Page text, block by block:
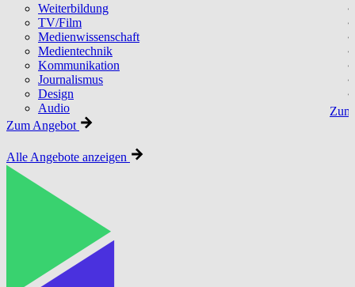
Weiterbildung
TV/Film
Medienwissenschaft
Medientechnik
Kommunikation
Journalismus
Design
Audio
Zum Angebot
Alle Angebote anzeigen